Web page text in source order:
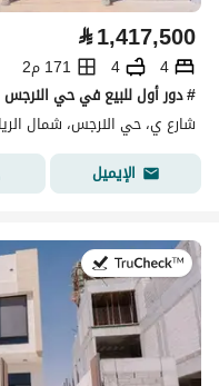
⃁1,417,500
4
4
171 م2
# دور أول للبيع في حي
شارع ي، حي النرجس، شمال
الإيميل
في:28 يوليو 2026